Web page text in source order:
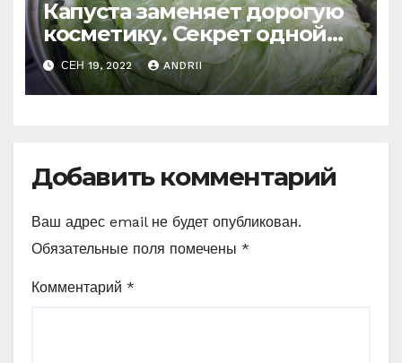
Капуста заменяет дорогую
косметику. Секрет одной
француженки
СЕН 19, 2022 ANDRII
Добавить комментарий
Ваш адрес email не будет опубликован.
Обязательные поля помечены *
Комментарий *